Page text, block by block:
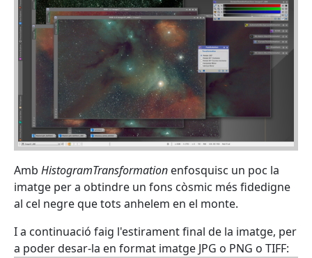
Amb HistogramTransformation enfosquisc un poc la
imatge per a obtindre un fons còsmic més fidedigne
al cel negre que tots anhelem en el monte.
I a continuació faig l'estirament final de la imatge, per
a poder desar-la en format imatge JPG o PNG o TIFF: